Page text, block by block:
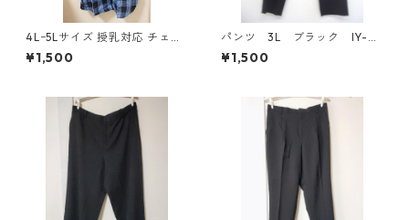
4Lｰ5Lサイズ 授乳対応 チェッ
ク柄 半袖ルームウェア マタニ
ティ ブルー系/グレー ◆KIY-1
¥1,500
パンツ 3L ブラック IY-45
25
¥1,500